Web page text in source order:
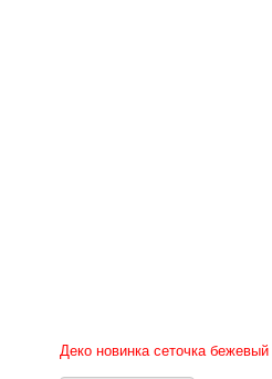
Деко новинка сеточка бежевый